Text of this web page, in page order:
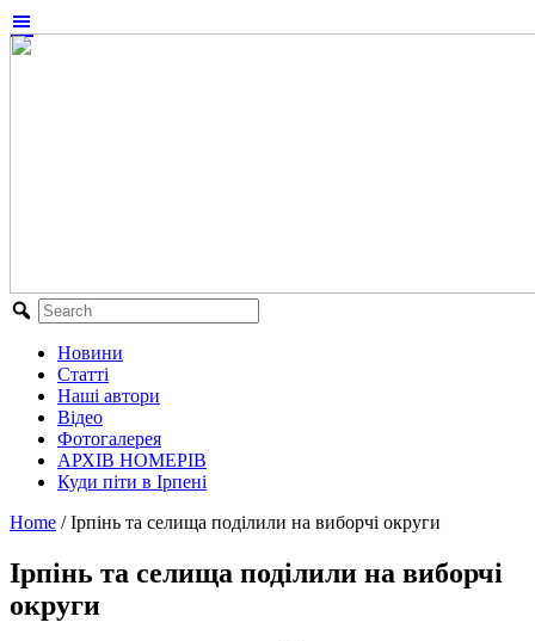
Новини
Статті
Наші автори
Відео
Фотогалерея
АРХІВ НОМЕРІВ
Куди піти в Ірпені
Home / Ірпінь та селища поділили на виборчі округи
Ірпінь та селища поділили на виборчі
округи